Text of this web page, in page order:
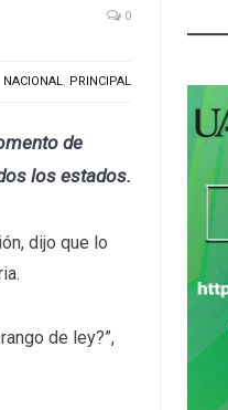
0
NACIONAL, PRINCIPAL
de
los estados.
dijo que lo
de ley?”,